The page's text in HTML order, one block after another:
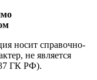
носит справочно-
не является
ГК РФ).